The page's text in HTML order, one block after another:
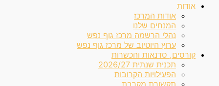
אודות
אודות המרכז
המנחים שלנו
נהלי הרשמה מרכז גוף נפש
ערוץ היוטיוב של מרכז גוף נפש
קורסים, סדנאות והכשרות
תכנית שנתית 2026/27
הפעילויות הקרובות
תקשורת מקרבת